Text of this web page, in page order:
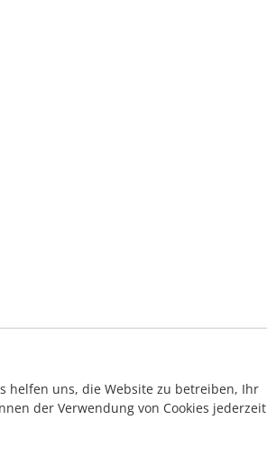
helfen uns, die Website zu betreiben, Ihr
der Verwendung von Cookies jederzeit